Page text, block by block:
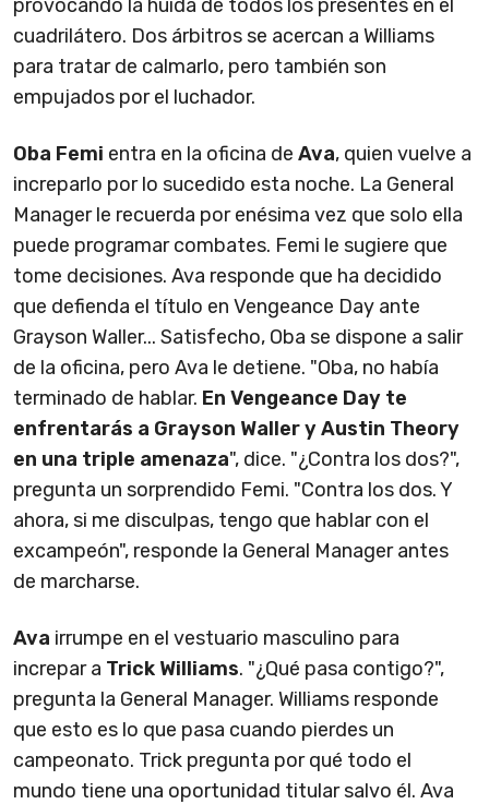
provocando la huida de todos los presentes en el
cuadrilátero. Dos árbitros se acercan a Williams
para tratar de calmarlo, pero también son
empujados por el luchador.
Oba Femi entra en la oficina de Ava, quien vuelve a
increparlo por lo sucedido esta noche. La General
Manager le recuerda por enésima vez que solo ella
puede programar combates. Femi le sugiere que
tome decisiones. Ava responde que ha decidido
que defienda el título en Vengeance Day ante
Grayson Waller... Satisfecho, Oba se dispone a salir
de la oficina, pero Ava le detiene. "Oba, no había
terminado de hablar. En Vengeance Day te
enfrentarás a Grayson Waller y Austin Theory
en una triple amenaza", dice. "¿Contra los dos?",
pregunta un sorprendido Femi. "Contra los dos. Y
ahora, si me disculpas, tengo que hablar con el
excampeón", responde la General Manager antes
de marcharse.
Ava irrumpe en el vestuario masculino para
increpar a Trick Williams. "¿Qué pasa contigo?",
pregunta la General Manager. Williams responde
que esto es lo que pasa cuando pierdes un
campeonato. Trick pregunta por qué todo el
mundo tiene una oportunidad titular salvo él. Ava